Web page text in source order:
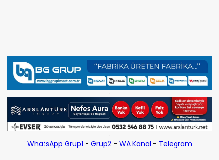
WhatsApp Grup1 - Grup2- WA Kanal - Telegram